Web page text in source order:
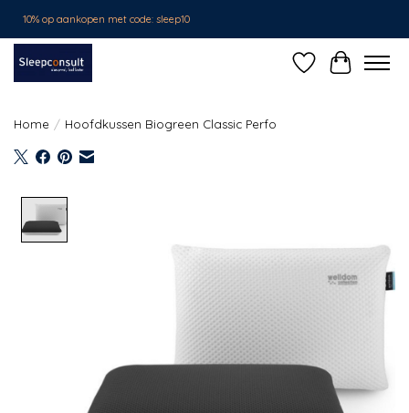
10% op aankopen met code: sleep10
Verlanglijst
Home / Hoofdkussen Biogreen Classic Perfo